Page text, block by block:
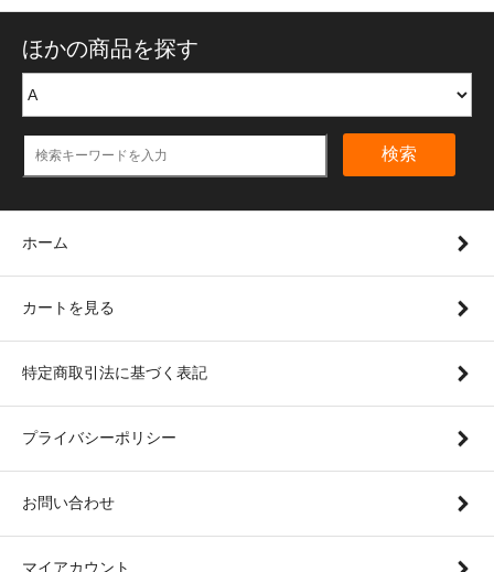
ほかの商品を探す
検索
ホーム
カートを見る
特定商取引法に基づく表記
プライバシーポリシー
お問い合わせ
マイアカウント